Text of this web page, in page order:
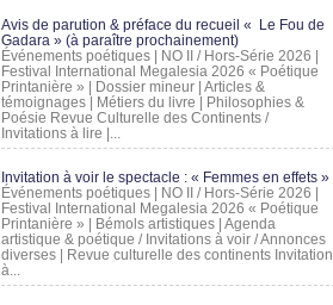
Avis de parution & préface du recueil « Le Fou de
Gadara » (à paraître prochainement)
Événements poétiques | NO II / Hors-Série 2026 |
Festival International Megalesia 2026 « Poétique
Printanière » | Dossier mineur | Articles &
témoignages | Métiers du livre | Philosophies &
Poésie Revue Culturelle des Continents /
Invitations à lire |...
Invitation à voir le spectacle : « Femmes en effets »
Événements poétiques | NO II / Hors-Série 2026 |
Festival International Megalesia 2026 « Poétique
Printanière » | Bémols artistiques | Agenda
artistique & poétique / Invitations à voir / Annonces
diverses | Revue culturelle des continents Invitation
à...